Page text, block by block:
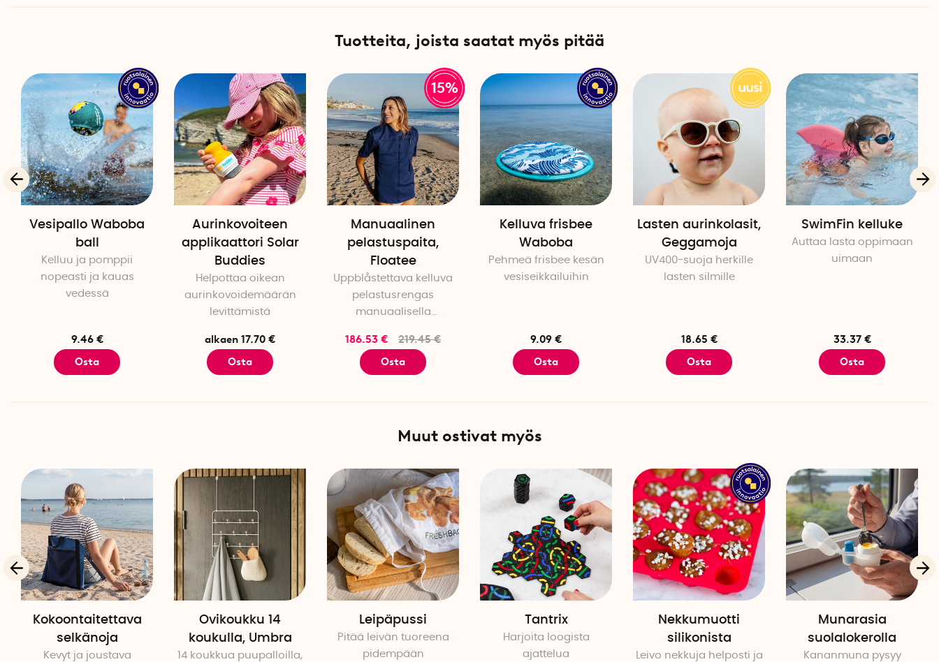
Spyra Blast on kestävä vaihtoehto kertakäyttöisille pommille. Sen sijaan, että
heittäisit ne pois käytön jälkeen, voit täyttää ja käyttää niitä yhä uudelleen. Tämä
vähentää roskia luonnossa ja tekee niistä ympäristöystävällisemmän valinnan.
Tekniset tiedot
Halkaisija: 6 cm
Materiaali: Silikoni, magneetit
Väri: Valitse sininen tai punainen
Määrä pakkauksessa: 4 kpl
Tuotteita, joista saatat myös pitää
Vesipallo Waboba
ball
Kelluu ja pomppii
nopeasti ja kauas
vedessä
9.46 €
Osta
Aurinkovoiteen
applikaattori Solar
Buddies
Helpottaa oikean
aurinkovoidemäärän
levittämistä
alkaen 17.70 €
Osta
15%
Manuaalinen
pelastuspaita,
Floatee
Uppblåstettava kelluva
pelastusrengas
manuaalisella
186.53 €
219.45 €
Osta
Kelluva frisbee
Waboba
Pehmeä frisbee kesän
vesiseikkailuihin
9.09 €
Osta
Lasten aurinkolasit,
Geggamoja
UV400-suoja herkille
lasten silmille
18.65 €
Osta
SwimFin kelluke
Auttaa lasta oppimaan
uimaan
33.37 €
Osta
Muut ostivat myös
Kokoontaitettava
selkänoja
Kevyt ja joustava
Ovikoukku 14
koukulla, Umbra
14 koukkua puupalloilla,
Leipäpussi
Pitää leivän tuoreena
pidempään
Tantrix
Harjoita loogista
ajattelua
Nekkumuotti
silikonista
Leivo nekkuja helposti ja
Munarasia
suolalokerolla
Kananmuna pysyy